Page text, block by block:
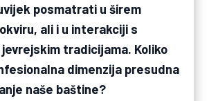
posmatrati u širem
ali i u interakciji s
tradicijama. Koliko
dimenzija presudna
naše baštine?